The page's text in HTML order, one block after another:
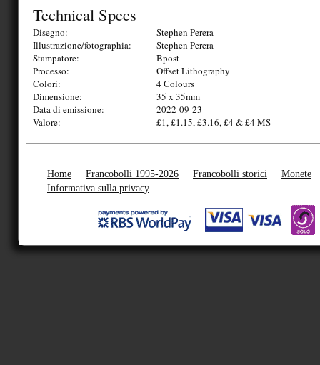
Technical Specs
Disegno:
Stephen Perera
Illustrazione/fotographia:
Stephen Perera
Stampatore:
Bpost
Processo:
Offset Lithography
Colori:
4 Colours
Dimensione:
35 x 35mm
Data di emissione:
2022-09-23
Valore:
£1, £1.15, £3.16, £4 & £4 MS
Home Francobolli 1995-2026 Francobolli storici
Monete
Informativa sulla privacy